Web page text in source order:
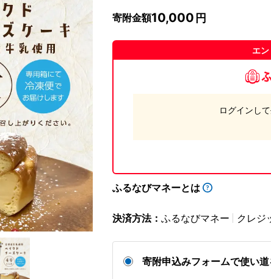
寄附金額10,000
エ
ログインして
ふるなびマネーとは
決済方法： ふるなびマネー クレジ
寄附申込みフォームで使い